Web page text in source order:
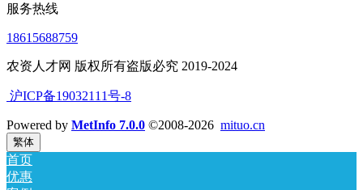
服务热线
18615688759
农资人才网 版权所有盗版必究 2019-2024
沪ICP备19032111号-8
Powered by MetInfo 7.0.0 ©2008-2026 mituo.cn
繁体
首页
优惠